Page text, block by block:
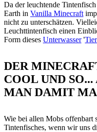
Da der leuchtende
Earth in Vanilla Minecraft
nicht zu unterschätzen.
Leuchttintenfisch einen
Form dieses Unterwasser'
DER
COOL UND
MAN DAMIT
Wie bei allen Mobs offenbart
Tintenfisches, wenn wir uns